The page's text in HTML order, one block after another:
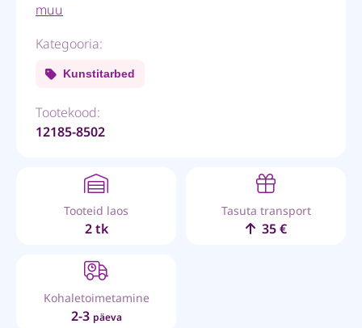
muu
Kategooria:
Kunstitarbed
Tootekood:
12185-8502
Tooteid laos
2 tk
Tasuta transport
35 €
Kohaletoimetamine
2-3 päeva